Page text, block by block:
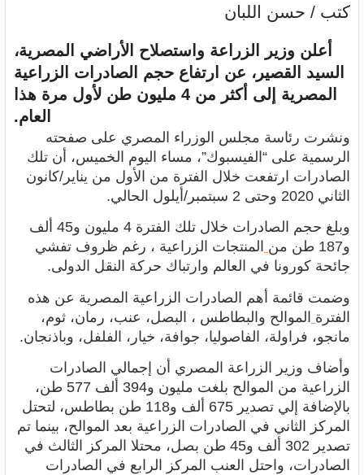
كتب / حسن اللبان
أعلن وزير الزراعة واستصلاح الأراضي المصرية،
السيد القصير، عن ارتفاع حجم الصادرات الزراعية
المصرية إلى أكثر من 4 مليون طن لأول مرة هذا
العام.
ونشرت رئاسة مجلس الوزراء المصري على صفحته
الرسمية على “الفيسبوك”، مساء اليوم الخميس، أن تلك
الصادرات ارتفعت خلال الفترة من الأول من يناير/كانون
الثاني 2020 وحتى 2 سبتمبر/أيلول الحالي.
وبلغ حجم الصادرات خلال تلك الفترة 4 مليون و45 ألف
و187 طن من
المنتجات الزراعية ، رغم ظروف تفشي
جائحة كورونا في العالم وارتباك حركة النقل الدولى.
وضمت قائمة أهم الصادرات الزراعية المصرية عن هذه
الفترة الموالح والبطاطس ، البصل، عنب، رمان، ثوم،
مانجو، فراولة، الفاصوليا، جوافة، خيار، الفلفل، وباذنجان.
وأضاف وزير الزراعة المصري أن إجمالي الصادرات
الزراعية من الموالح بلغت مليون و394 ألف 577 طن،
بالإضافة إلي تصدير 675 ألف و118 طن بطاطس، لتحتل
المركز الثاني في الصادرات الزراعية بعد الموالح، بينما تم
تصدير 302 ألف و45 طن بصل، محتلا المركز الثالث في
الصادرات، واحتل العنب المركز الرابع في الصادرات